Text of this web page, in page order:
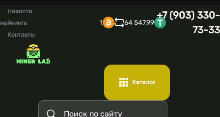
Новости
майнинга
Контакты
1 64 547,99
+7 (903) 330-
73-33
Каталог